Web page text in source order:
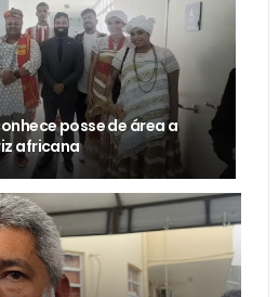
posse de área a
africana